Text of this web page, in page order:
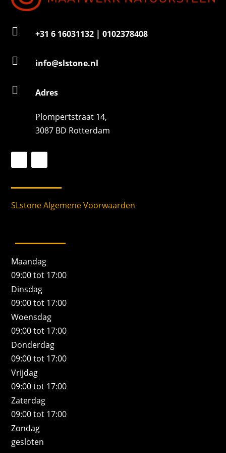
 +31 6 16031132 | 0102378408
 info@slstone.nl
 Adres
Plompertstraat 14,
3087 BD Rotterdam
SLstone Algemene Voorwaarden
Maandag
09:00 tot 17:00
Dinsdag
09:00 tot 17:00
Woensdag
09:00 tot 17:00
Donderdag
09:00 tot 17:00
Vrijdag
09:00 tot 17:00
Zaterdag
09:00 tot 17:00
Zondag
gesloten